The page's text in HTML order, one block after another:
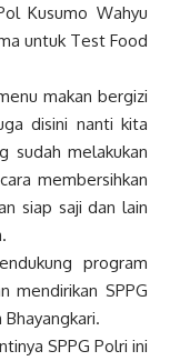
Kusumo Wahyu
untuk Test Food
makan bergizi
disini nanti kita
sudah melakukan
membersihkan
siap saji dan lain
program
mendirikan SPPG
SPPG Polri ini